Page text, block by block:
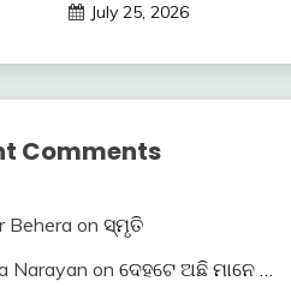
July 25, 2026
Comments
Behera on ସ୍ମୃତି
Narayan on ଦେହଟେ ଅଛି ମାନେ …